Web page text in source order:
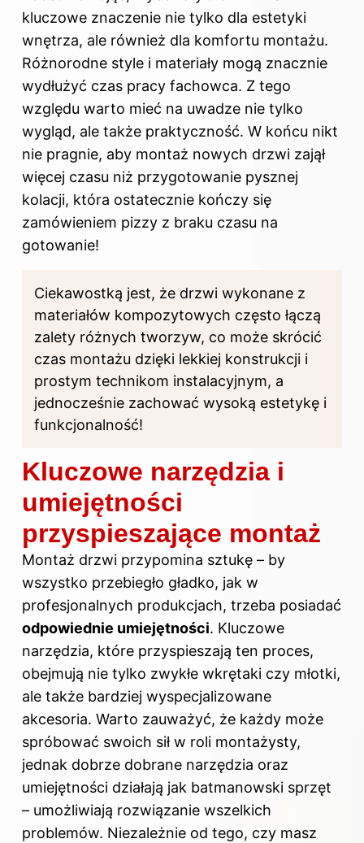
kluczowe znaczenie nie tylko dla estetyki
wnętrza, ale również dla komfortu montażu.
Różnorodne style i materiały mogą znacznie
wydłużyć czas pracy fachowca. Z tego
względu warto mieć na uwadze nie tylko
wygląd, ale także praktyczność. W końcu nikt
nie pragnie, aby montaż nowych drzwi zajął
więcej czasu niż przygotowanie pysznej
kolacji, która ostatecznie kończy się
zamówieniem pizzy z braku czasu na
gotowanie!
Ciekawostką jest, że drzwi wykonane z
materiałów kompozytowych często łączą
zalety różnych tworzyw, co może skrócić
czas montażu dzięki lekkiej konstrukcji i
prostym technikom instalacyjnym, a
jednocześnie zachować wysoką estetykę i
funkcjonalność!
Kluczowe narzędzia i
umiejętności
przyspieszające montaż
Montaż drzwi przypomina sztukę – by
wszystko przebiegło gładko, jak w
profesjonalnych produkcjach, trzeba posiadać
odpowiednie umiejętności. Kluczowe
narzędzia, które przyspieszają ten proces,
obejmują nie tylko zwykłe wkrętaki czy młotki,
ale także bardziej wyspecjalizowane
akcesoria. Warto zauważyć, że każdy może
spróbować swoich sił w roli montażysty,
jednak dobrze dobrane narzędzia oraz
umiejętności działają jak batmanowski sprzęt
– umożliwiają rozwiązanie wszelkich
problemów. Niezależnie od tego, czy masz